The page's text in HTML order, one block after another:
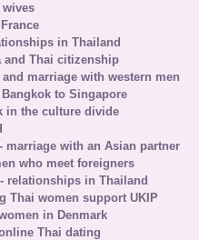
in Thailand
Thai citizenship
marriage with western men
to Singapore
in the culture divide
marriage with an Asian partner
who meet foreigners
relationships in Thailand
Thai women support UKIP
in Denmark
Thai dating